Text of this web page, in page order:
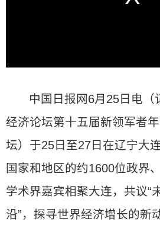
中国日报网6月25日电（
经济论坛第十五届新领军者
坛）于25日至27日在辽宁大
国家和地区的约1600位政界
学术界嘉宾相聚大连，共议“
沿”，探寻世界经济增长的新